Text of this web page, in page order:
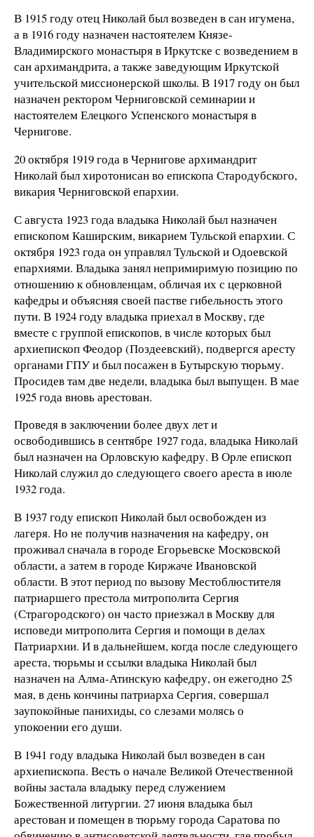
В 1915 году отец Николай был возведен в сан игумена,
а в 1916 году назначен настоятелем Князе-
Владимирского монастыря в Иркутске с возведением в
сан архимандрита, а также заведующим Иркутской
учительской миссионерской школы. В 1917 году он был
назначен ректором Черниговской семинарии и
настоятелем Елецкого Успенского монастыря в
Чернигове.
20 октября 1919 года в Чернигове архимандрит
Николай был хиротонисан во епископа Стародубского,
викария Черниговской епархии.
С августа 1923 года владыка Николай был назначен
епископом Каширским, викарием Тульской епархии. С
октября 1923 года он управлял Тульской и Одоевской
епархиями. Владыка занял непримиримую позицию по
отношению к обновленцам, обличая их с церковной
кафедры и объясняя своей пастве гибельность этого
пути. В 1924 году владыка приехал в Москву, где
вместе с группой епископов, в числе которых был
архиепископ Феодор (Поздеевский), подвергся аресту
органами ГПУ и был посажен в Бутырскую тюрьму.
Просидев там две недели, владыка был выпущен. В мае
1925 года вновь арестован.
Проведя в заключении более двух лет и
освободившись в сентябре 1927 года, владыка Николай
был назначен на Орловскую кафедру. В Орле епископ
Николай служил до следующего своего ареста в июле
1932 года.
В 1937 году епископ Николай был освобожден из
лагеря. Но не получив назначения на кафедру, он
проживал сначала в городе Егорьевске Московской
области, а затем в городе Киржаче Ивановской
области. В этот период по вызову Местоблюстителя
патриаршего престола митрополита Сергия
(Страгородского) он часто приезжал в Москву для
исповеди митрополита Сергия и помощи в делах
Патриархии. И в дальнейшем, когда после следующего
ареста, тюрьмы и ссылки владыка Николай был
назначен на Алма-Атинскую кафедру, он ежегодно 25
мая, в день кончины патриарха Сергия, совершал
заупокойные панихиды, со слезами молясь о
упокоении его души.
В 1941 году владыка Николай был возведен в сан
архиепископа. Весть о начале Великой Отечественной
войны застала владыку перед служением
Божественной литургии. 27 июня владыка был
арестован и помещен в тюрьму города Саратова по